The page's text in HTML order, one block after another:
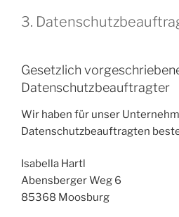
3.
Gesetzlich
Datenschutzbeauftragter
Wir haben für unser
Datenschutzbeauftragten
Isabella Hartl
Abensberger Weg 6
85368 Moosburg